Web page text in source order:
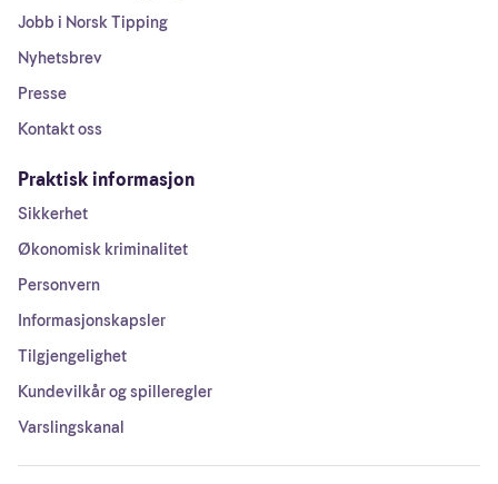
Jobb i Norsk Tipping
Nyhetsbrev
Presse
Kontakt oss
Praktisk informasjon
Sikkerhet
Økonomisk kriminalitet
Personvern
Informasjonskapsler
Tilgjengelighet
Kundevilkår og spilleregler
Varslingskanal